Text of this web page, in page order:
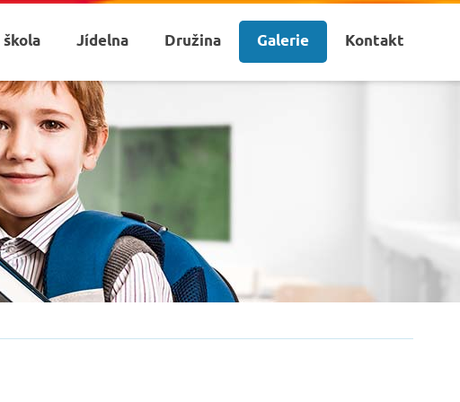
Jídelna Družina Galerie Kontakt